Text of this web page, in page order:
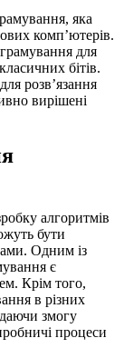
яка
комп’ютерів.
для
бітів.
розв’язання
вирішені
алгоритмів
бути
Одним із
є
Крім того,
в різних
даючи змогу
процеси